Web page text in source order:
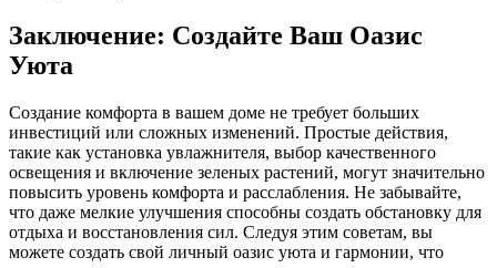
Заключение: Создайте Ваш Оазис
Уюта
Создание комфорта в вашем доме не требует больших
инвестиций или сложных изменений. Простые действия,
такие как установка увлажнителя, выбор качественного
освещения и включение зеленых растений, могут значительно
повысить уровень комфорта и расслабления. Не забывайте,
что даже мелкие улучшения способны создать обстановку для
отдыха и восстановления сил. Следуя этим советам, вы
можете создать свой личный оазис уюта и гармонии, что